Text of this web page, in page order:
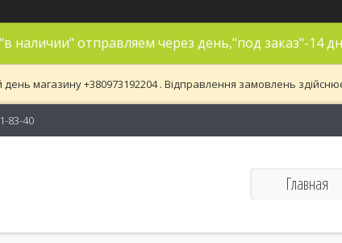
наличии" отправляем через день,"под заказ"-14
магазину +380973192204 . Відправлення замовлень
83-40
Главная